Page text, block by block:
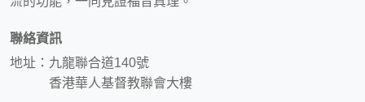
聯絡資訊
地址：九龍聯合道140號
香港華人基督教聯會大樓